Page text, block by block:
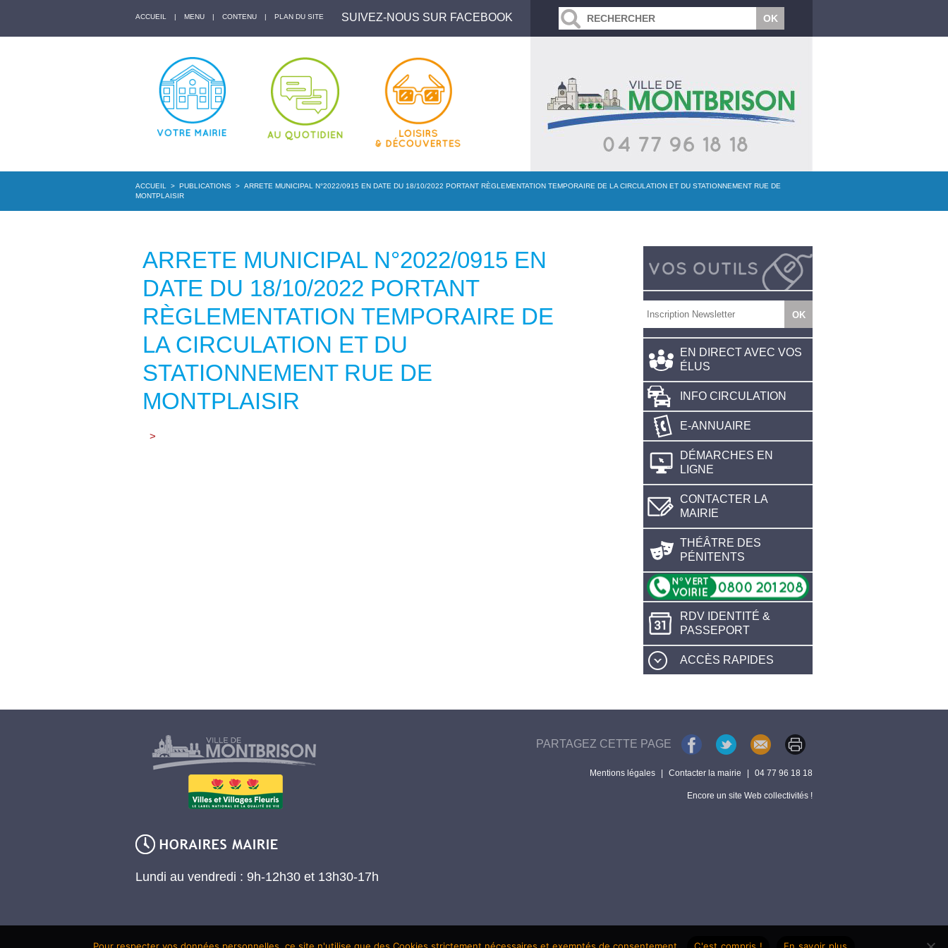
ACCUEIL | MENU | CONTENU | PLAN DU SITE SUIVEZ-NOUS SUR FACEBOOK
ACCUEIL > PUBLICATIONS > ARRETE MUNICIPAL N°2022/0915 EN DATE DU 18/10/2022 PORTANT RÈGLEMENTATION TEMPORAIRE DE LA CIRCULATION ET DU STATIONNEMENT RUE DE
MONTPLAISIR
ARRETE MUNICIPAL N°2022/0915 EN
DATE DU 18/10/2022 PORTANT
RÈGLEMENTATION TEMPORAIRE DE
LA CIRCULATION ET DU
STATIONNEMENT RUE DE
MONTPLAISIR
>
EN DIRECT AVEC VOS
ÉLUS
INFO CIRCULATION
E-ANNUAIRE
DÉMARCHES EN
LIGNE
CONTACTER LA
MAIRIE
THÉÂTRE DES
PÉNITENTS
RDV IDENTITÉ &
PASSEPORT
ACCÈS RAPIDES
Lundi au vendredi : 9h-12h30 et 13h30-17h
PARTAGEZ CETTE PAGE
Mentions légales Contacter la mairie 04 77 96 18 18
Encore un site Web collectivités !